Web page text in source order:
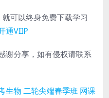
可以终身免费下载学习
通VIIP
谢分享，如有侵权请联系
生物 二轮尖端春季班 网课